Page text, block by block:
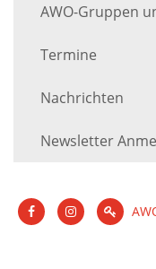
AWO-Gruppen
Termine
Nachrichten
Newsletter